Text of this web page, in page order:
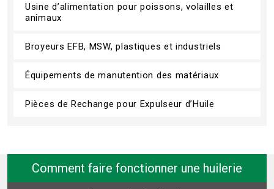
Usine d’alimentation pour poissons, volailles et
animaux
Broyeurs EFB, MSW, plastiques et industriels
Équipements de manutention des matériaux
Pièces de Rechange pour Expulseur d’Huile
Comment faire fonctionner une huilerie